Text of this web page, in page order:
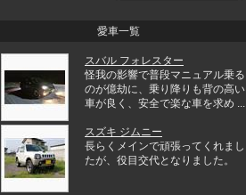
愛車一覧
スバル フォレスター
怪我の影響で普段マニュアル乗る
のが億劫に、乗り降りも背の高い
車が良く、安全で楽な車を求め ...
スズキ ジムニー
長らくメインで頑張ってくれまし
たが、役目交代となりました。